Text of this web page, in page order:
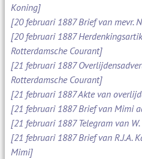
Koning]
[20 februari 1887 Brief van mevr.
[20 februari 1887
Rotterdamsche Courant]
[21 februari 1887
Rotterdamsche Courant]
[21 februari 1887 Akte van
[21 februari 1887 Brief van Mimi
[21 februari 1887 Telegram van
[21 februari 1887 Brief van R.J.A.
Mimi]